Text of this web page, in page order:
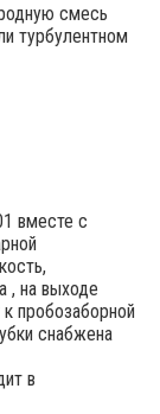
смесь
турбулентном
вместе с
, на выходе
пробозаборной
снабжена
в